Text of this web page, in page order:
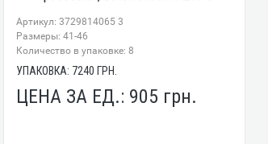
Артикул: 3729814065 3
Размеры: 41-46
Количество в упаковке: 8
УПАКОВКА: 7240 ГРН.
ЦЕНА ЗА ЕД.: 905 грн.